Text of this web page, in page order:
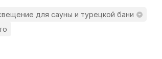
для сауны и турецкой бани